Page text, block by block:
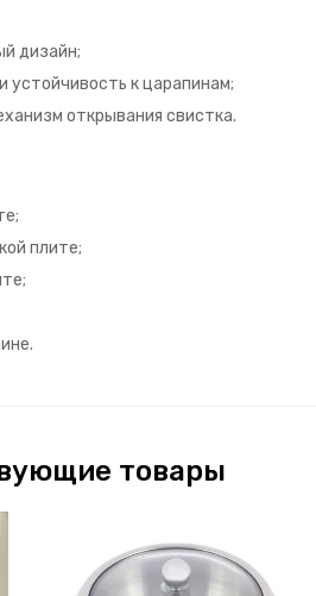
дизайн;
устойчивость к царапинам;
открывания свистка.
плите;
товары